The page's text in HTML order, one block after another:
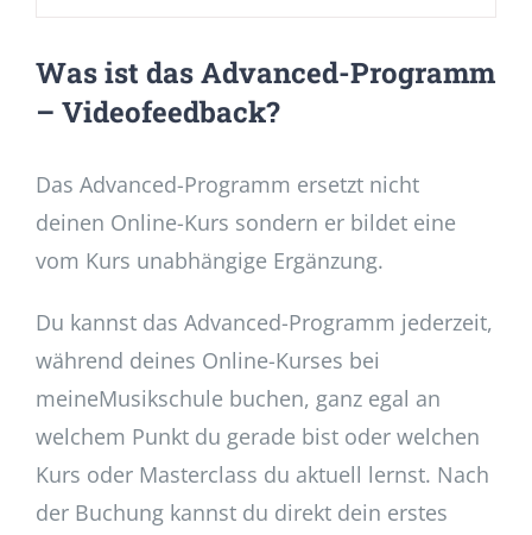
Was ist das Advanced-Programm
– Videofeedback?
Das Advanced-Programm ersetzt nicht
deinen Online-Kurs sondern er bildet eine
vom Kurs unabhängige Ergänzung.
Du kannst das Advanced-Programm jederzeit,
während deines Online-Kurses bei
meineMusikschule buchen, ganz egal an
welchem Punkt du gerade bist oder welchen
Kurs oder Masterclass du aktuell lernst. Nach
der Buchung kannst du direkt dein erstes